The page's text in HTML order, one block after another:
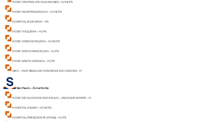
HOSP. CENTRAL DE GUAIANASES – H/ M/ PS
HOSP. INDEPENDENCIA – H/ M/ PS
HOSPITAL 8 DE MAIO – PS
HOSP. ITAQUERA – H/ PS
HOSP. JARDIM HELENA – H/ M/ PS
HOSP. SANTA MARCELINA – H/ PS
HOSP. SANTA VIRGINIA – H/ PS
IBCC – INST. BRAS. DE CONTROLE DO CÂNCER – H
São Paulo – Zona Norte
HOSP. DE OLHOS DE SÃO PAULO – UNIDADE NORTE – H
HOSPITAL HSANP – H/ M/ PS
HOSPITAL PRESIDENTE (IPASS) – H/ PS